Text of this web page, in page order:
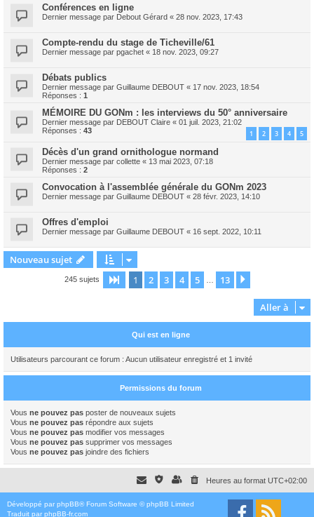
Conférences en ligne
Dernier message par Debout Gérard « 28 nov. 2023, 17:43
Compte-rendu du stage de Ticheville/61
Dernier message par pgachet « 18 nov. 2023, 09:27
Débats publics
Dernier message par Guillaume DEBOUT « 17 nov. 2023, 18:54
Réponses : 1
MÉMOIRE DU GONm : les interviews du 50° anniversaire
Dernier message par DEBOUT Claire « 01 juil. 2023, 21:02
Réponses : 43 1 2 3 4 5
Décès d'un grand ornithologue normand
Dernier message par collette « 13 mai 2023, 07:18
Réponses : 2
Convocation à l'assemblée générale du GONm 2023
Dernier message par Guillaume DEBOUT « 28 févr. 2023, 14:10
Offres d'emploi
Dernier message par Guillaume DEBOUT « 16 sept. 2022, 10:11
Nouveau sujet
245 sujets Page 1sur13
1 2 3 4 5 13
Aller à
Qui est en ligne
Utilisateurs parcourant ce forum : Aucun utilisateur enregistré et 1 invité
Permissions du forum
Vous ne pouvez pas poster de nouveaux sujets
Vous ne pouvez pas répondre aux sujets
Vous ne pouvez pas modifier vos messages
Vous ne pouvez pas supprimer vos messages
Vous ne pouvez pas joindre des fichiers
Heures au format UTC+02:00
Développé par phpBB® Forum Software © phpBB Limited
Traduit par phpBB-fr.com